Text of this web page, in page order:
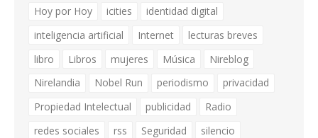
Hoy por Hoy
icities
identidad digital
inteligencia artificial
Internet
lecturas breves
libro
Libros mujeres Música
Nireblog
Nirelandia
Nobel Run periodismo
privacidad
Propiedad Intelectual
publicidad
Radio
redes sociales
rss Seguridad
silencio